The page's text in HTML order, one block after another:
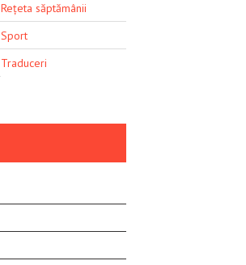
Rețeta săptămânii
Sport
Traduceri